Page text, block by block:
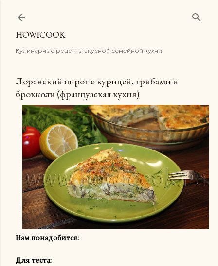
HOWICOOK
Кулинарные рецепты вкусной семейной кухни
Лоранский пирог с курицей, грибами и
брокколи (французская кухня)
Нам понадобится:
Для теста: